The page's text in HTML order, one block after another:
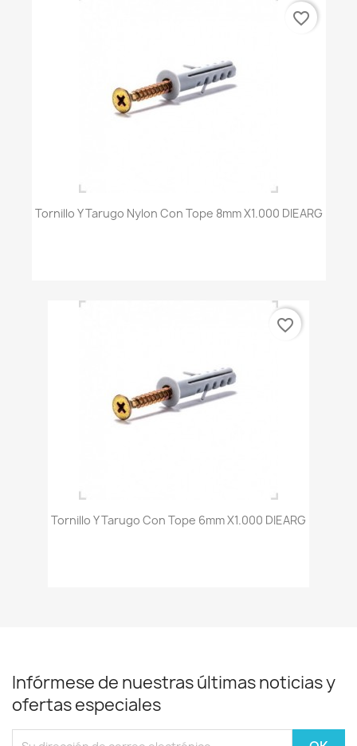
Tornillo Y Tarugo Nylon Con Tope 8mm X1.000 DIEARG
favorite_border
Tornillo Y Tarugo Con Tope 6mm X1.000 DIEARG
favorite_border
Infórmese de nuestras últimas noticias y
ofertas especiales